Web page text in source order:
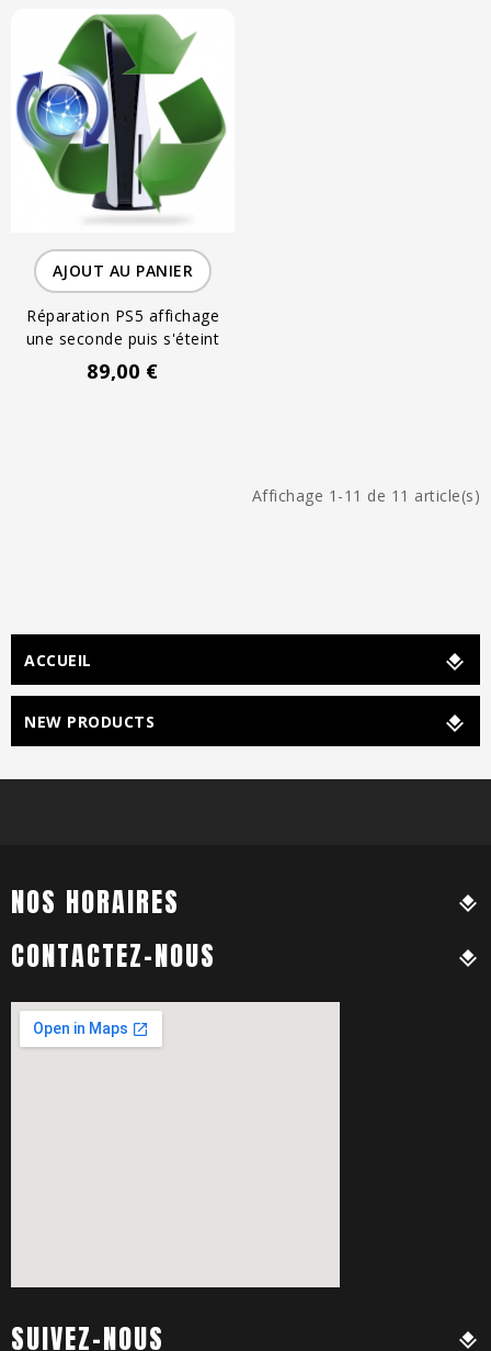
AJOUT AU PANIER
Réparation PS5 affichage
une seconde puis s'éteint
89,00 €
Affichage 1-11 de 11 article(s)
ACCUEIL
NEW PRODUCTS
NOS HORAIRES
CONTACTEZ-NOUS
SUIVEZ-NOUS